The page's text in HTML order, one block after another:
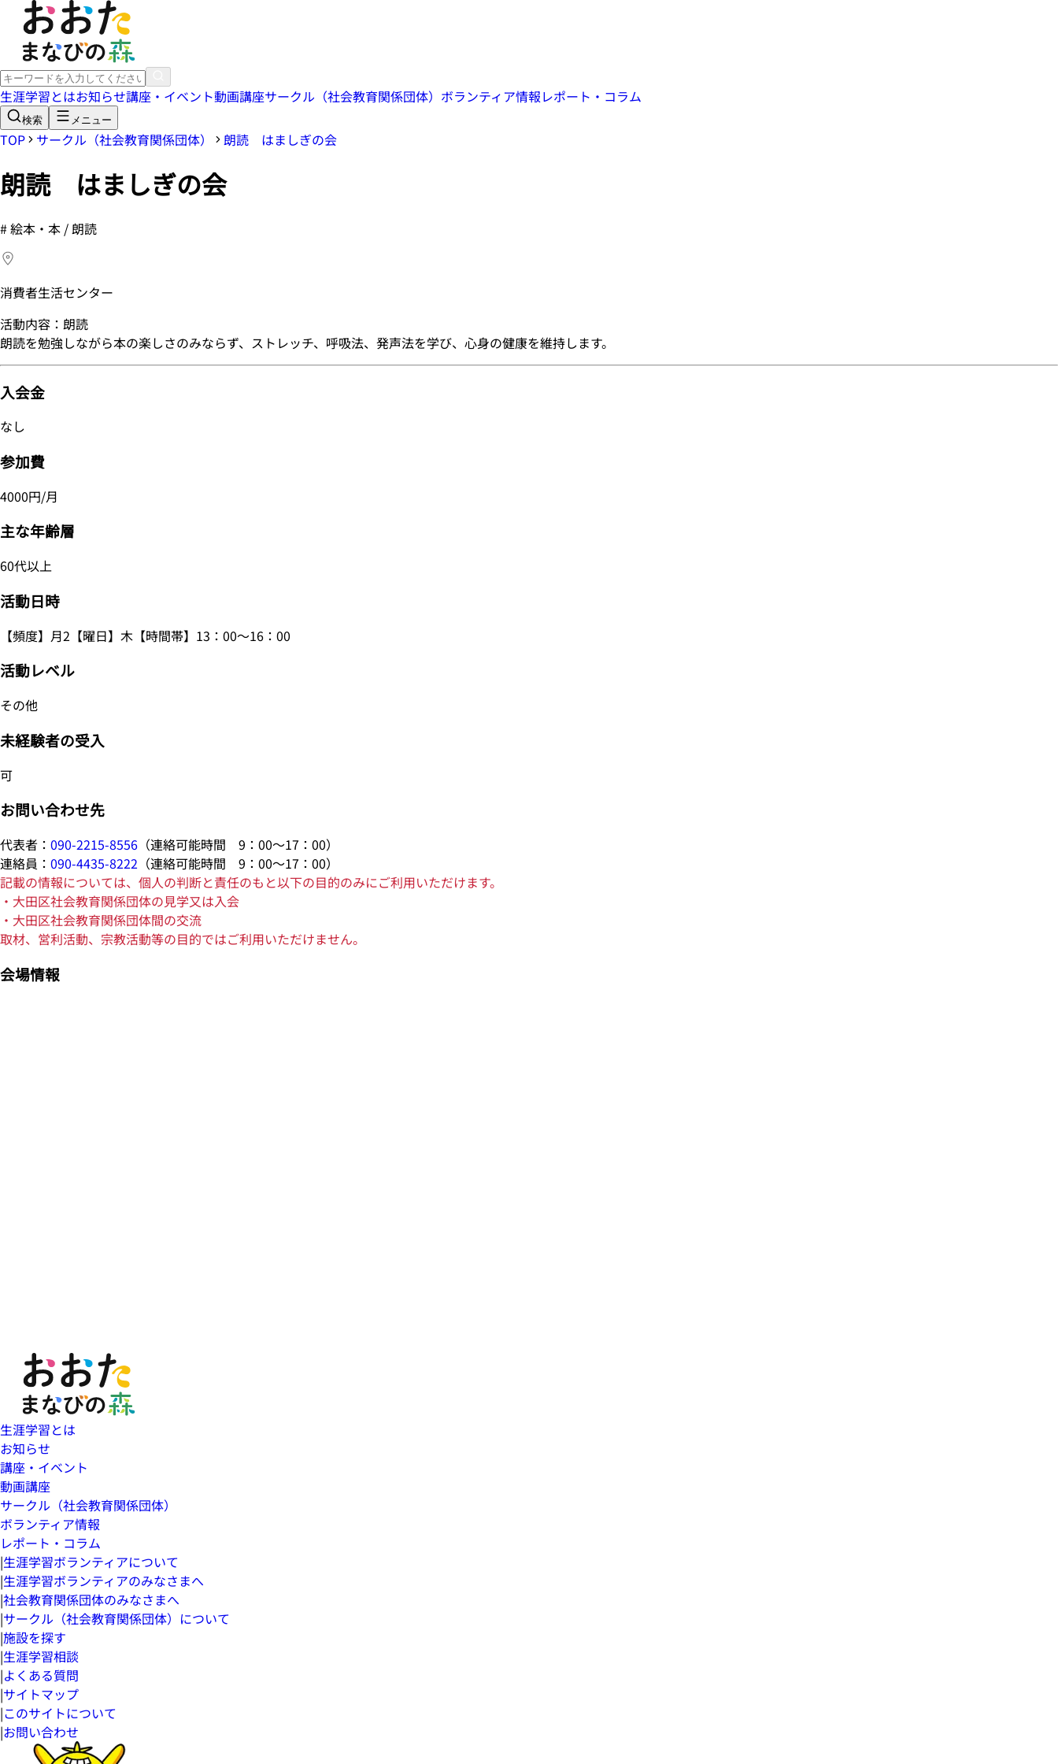
生涯学習とはお知らせ講座・イベント動画講座サークル（社会教育関係団体） ボランティア情報レポート・コラム
検索 メニュー
TOP サークル（社会教育関係団体） 朗読 はましぎの会
朗読 はましぎの会
#絵本・本 / 朗読
消費者生活センター
活動内容：朗読
朗読を勉強しながら本の楽しさのみならず、ストレッチ、呼吸法、発声法を学び、心身の健康を維持します。
入会金
なし
参加費
4000円/月
主な年齢層
60代以上
活動日時
【頻度】月2【曜日】木【時間帯】13：00～16：00
活動レベル
その他
未経験者の受入
可
お問い合わせ先
代表者： 090-2215-8556 （連絡可能時間 9：00～17：00）
連絡員： 090-4435-8222 （連絡可能時間 9：00～17：00）
記載の情報については、個人の判断と責任のもと以下の目的のみにご利用いただけます。
・大田区社会教育関係団体の見学又は入会
・大田区社会教育関係団体間の交流
取材、営利活動、宗教活動等の目的ではご利用いただけません。
会場情報
生涯学習とは
お知らせ
講座・イベント
動画講座
サークル（社会教育関係団体）
ボランティア情報
レポート・コラム
|生涯学習ボランティアについて
|生涯学習ボランティアのみなさまへ
|社会教育関係団体のみなさまへ
|サークル（社会教育関係団体）について
|施設を探す
|生涯学習相談
|よくある質問
|サイトマップ
|このサイトについて
|お問い合わせ